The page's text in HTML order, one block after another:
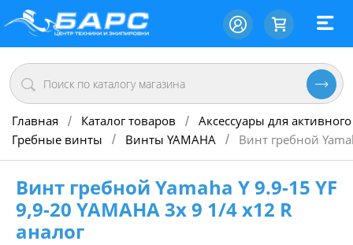
Главная / Каталог товаров / Аксессуары для
Гребные винты
/ Винты YAMAHA / Винт гребной
Винт гребной Yamaha Y 9.9-15 YF
9,9-20 YAMAHA 3х 9 1/4 х12 R
аналог